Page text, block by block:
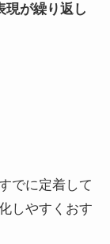
現が繰り返し
でに定着して
しやすくおす